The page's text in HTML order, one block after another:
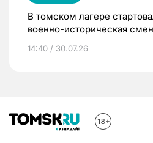
В томском лагере
военно-историческая
14:40 / 30.07.26